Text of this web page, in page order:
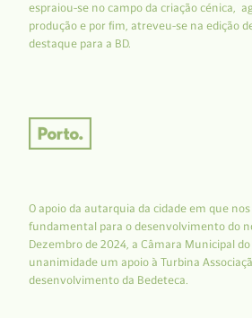
espraiou-se no campo da criação cénica,
produção e por fim, atreveu-se na edição
destaque para a BD.
O apoio da autarquia da cidade em que
fundamental para o desenvolvimento do
Dezembro de 2024, a Câmara Municipal
unanimidade um apoio à Turbina
desenvolvimento da Bedeteca.